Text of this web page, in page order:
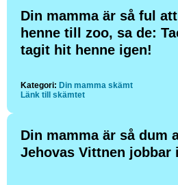
Din mamma är så ful
henne till zoo, sa de:
tagit hit henne igen!
Kategori: Din mamma skämt
Länk till skämtet
Din mamma är så dum
Jehovas Vittnen jobbar